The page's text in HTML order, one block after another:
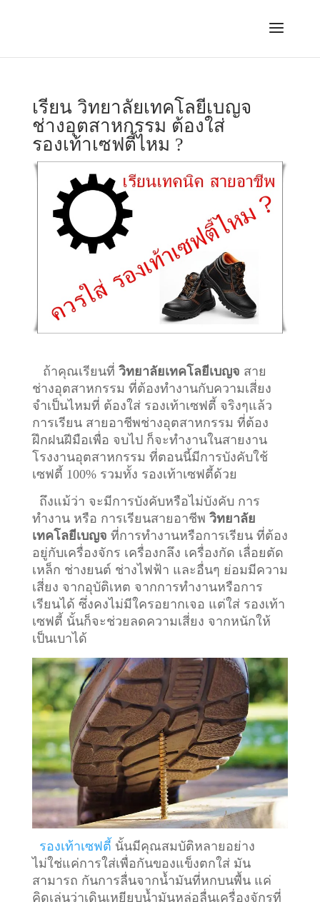
เรียน วิทยาลัยเทคโลยีเบญจ
ช่างอุตสาหกรรม ต้องใส่
รองเท้าเซฟตี้ไหม ?
ถ้าคุณเรียนที่ วิทยาลัยเทคโลยีเบญจ สาย
ช่างอุตสาหกรรม ที่ต้องทำงานกับความเสี่ยง
จำเป็นไหมที่ ต้องใส่ รองเท้าเซฟตี้ จริงๆแล้ว
การเรียน สายอาชีพช่างอุตสาหกรรม ที่ต้อง
ฝึกฝนฝีมือเพื่อ จบไป ก็จะทำงานในสายงาน
โรงงานอุตสาหกรรม ที่ตอนนี้มีการบังคับใช้
เซฟตี้ 100% รวมทั้ง รองเท้าเซฟตี้ด้วย
ถึงแม้ว่า จะมีการบังคับหรือไม่บังคับ การ
ทำงาน หรือ การเรียนสายอาชีพ วิทยาลัย
เทคโลยีเบญจ ที่การทำงานหรือการเรียน ที่ต้อง
อยู่กับเครื่องจักร เครื่องกลึง เครื่องกัด เลื่อยตัด
เหล็ก ช่างยนต์ ช่างไฟฟ้า และอื่นๆ ย่อมมีความ
เสี่ยง จากอุบัติเหต จากการทำงานหรือการ
เรียนได้ ซึ่งคงไม่มีใครอยากเจอ แต่ใส่ รองเท้า
เซฟตี้ นั้นก็จะช่วยลดความเสี่ยง จากหนักให้
เป็นเบาได้
รองเท้าเซฟตี้ นั้นมีคุณสมบัติหลายอย่าง
ไม่ใช่แค่การใส่เพื่อกันของแข็งตกใส่ มัน
สามารถ กันการลื่นจากน้ำมันที่หกบนพื้น แค่
คิดเล่นว่าเดินเหยียบน้ำมันหล่อลื่นเครื่องจักรที่